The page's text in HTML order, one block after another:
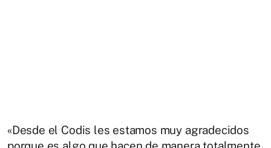
«Desde el Codis les estamos muy agradecidos